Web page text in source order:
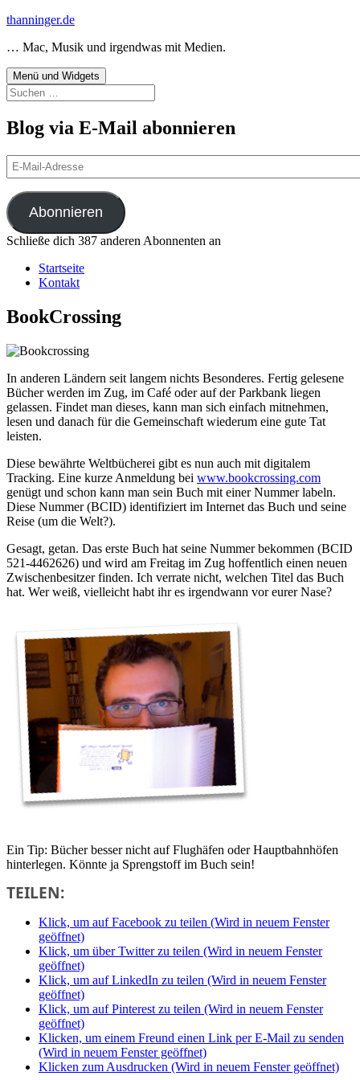
Zum
springen
thanninger.de
… Mac, Musik und irgendwas mit Medien.
Menü und Widgets
Suchen
nach:
Blog via E-Mail abonnieren
E-
Mail-
Adresse
Abonnieren
Schließe dich 387 anderen Abonnenten an
Startseite
Kontakt
BookCrossing
In anderen Ländern seit langem nichts Besonderes. Fertig gelesene
Bücher werden im Zug, im Café oder auf der Parkbank liegen
gelassen. Findet man dieses, kann man sich einfach mitnehmen,
lesen und danach für die Gemeinschaft wiederum eine gute Tat
leisten.
Diese bewährte Weltbücherei gibt es nun auch mit digitalem
Tracking. Eine kurze Anmeldung bei www.bookcrossing.com
genügt und schon kann man sein Buch mit einer Nummer labeln.
Diese Nummer (BCID) identifiziert im Internet das Buch und seine
Reise (um die Welt?).
Gesagt, getan. Das erste Buch hat seine Nummer bekommen (BCID
521-4462626) und wird am Freitag im Zug hoffentlich einen neuen
Zwischenbesitzer finden. Ich verrate nicht, welchen Titel das Buch
hat. Wer weiß, vielleicht habt ihr es irgendwann vor eurer Nase?
Ein Tip: Bücher besser nicht auf Flughäfen oder Hauptbahnhöfen
hinterlegen. Könnte ja Sprengstoff im Buch sein!
TEILEN:
Klick, um auf Facebook zu teilen (Wird in neuem Fenster
geöffnet)
Klick, um über Twitter zu teilen (Wird in neuem Fenster
geöffnet)
Klick, um auf LinkedIn zu teilen (Wird in neuem Fenster
geöffnet)
Klick, um auf Pinterest zu teilen (Wird in neuem Fenster
geöffnet)
Klicken, um einem Freund einen Link per E-Mail zu senden
(Wird in neuem Fenster geöffnet)
Klicken zum Ausdrucken (Wird in neuem Fenster geöffnet)